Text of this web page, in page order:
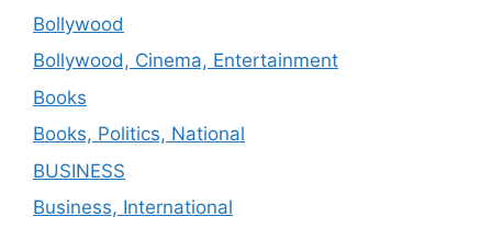
Bollywood
Bollywood, Cinema, Entertainment
Books
Books, Politics, National
BUSINESS
Business, International